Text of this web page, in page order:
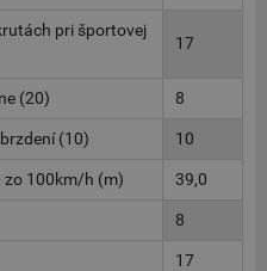
pri športovej
17
(20) 8
(10) 10
zo 100km/h (m) 39,0
8
17